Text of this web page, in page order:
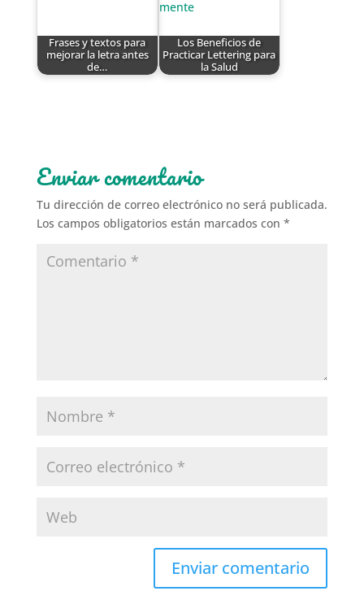
Frases y textos para
mejorar la letra antes
de…
Los Beneficios de
Practicar Lettering para
la Salud
Enviar comentario
Tu dirección de correo electrónico no será publicada.
Los campos obligatorios están marcados con *